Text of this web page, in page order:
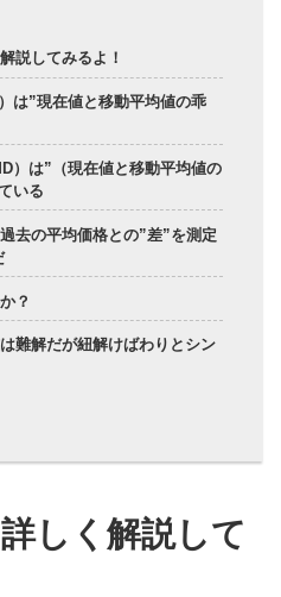
説してみるよ！
は”現在値と移動平均値の乖
）は”（現在値と移動平均値の
いる
去の平均価格との”差”を測定
？
難解だが紐解けばわりとシン
しく解説して